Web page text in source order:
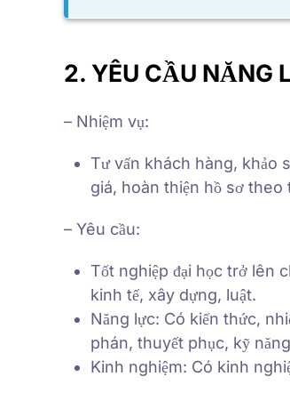
2. YÊU CẦU NĂNG
– Nhiệm vụ:
Tư vấn khách hàng, khảo
giá, hoàn thiện hồ sơ
– Yêu cầu:
Tốt nghiệp đại học trở lên
kinh tế, xây dựng, luật.
Năng lực: Có kiến thức,
phán, thuyết phục, kỹ
Kinh nghiệm: Có kinh